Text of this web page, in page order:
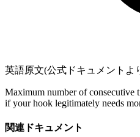
英語原文(公式ドキュメントよ
Maximum number of consecutive
if your hook legitimately needs
関連ドキュメント